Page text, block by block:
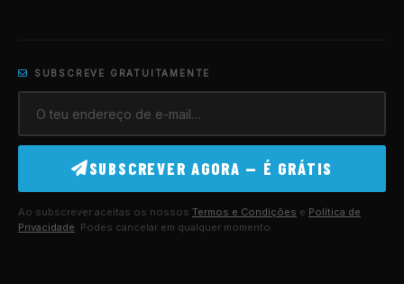
SUBSCREVE GRATUITAMENTE
SUBSCREVER AGORA — É GRÁTIS
Ao subscrever aceitas os nossos Termos e Condições e Política de
Privacidade. Podes cancelar em qualquer momento.